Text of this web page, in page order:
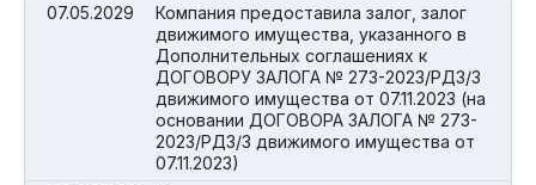
07.05.2029
Компания предоставила залог, залог
движимого имущества, указанного в
Дополнительных соглашениях к
ДОГОВОРУ ЗАЛОГА № 273-2023/РДЗ/3
движимого имущества от 07.11.2023 (на
основании ДОГОВОРА ЗАЛОГА № 273-
2023/РДЗ/3 движимого имущества от
07.11.2023)